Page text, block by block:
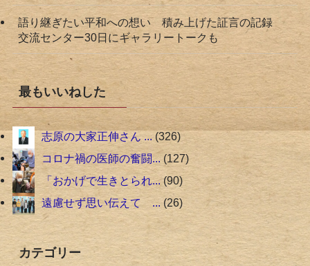
語り継ぎたい平和への想い 積み上げた証言の記録
交流センター30日にギャラリートークも
最もいいねした
志原の大家正伸さん ... 326
コロナ禍の医師の奮闘... 127
「おかげで生きとられ... 90
遠慮せず思い伝えて ... 26
カテゴリー